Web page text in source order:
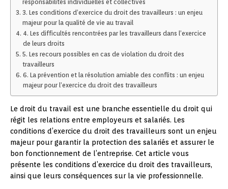
responsabilités individuelles et collectives
3. Les conditions d’exercice du droit des travailleurs : un enjeu
majeur pour la qualité de vie au travail
4. Les difficultés rencontrées par les travailleurs dans l’exercice
de leurs droits
5. Les recours possibles en cas de violation du droit des
travailleurs
6. La prévention et la résolution amiable des conflits : un enjeu
majeur pour l’exercice du droit des travailleurs
Le droit du travail est une branche essentielle du droit qui
régit les relations entre employeurs et salariés. Les
conditions d’exercice du droit des travailleurs sont un enjeu
majeur pour garantir la protection des salariés et assurer le
bon fonctionnement de l’entreprise. Cet article vous
présente les conditions d’exercice du droit des travailleurs,
ainsi que leurs conséquences sur la vie professionnelle.